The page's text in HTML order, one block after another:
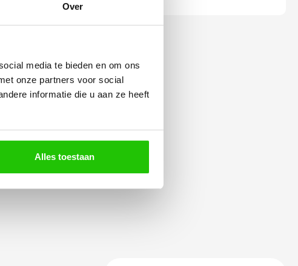
Over
media te bieden en om ons
onze partners voor social
informatie die u aan ze heeft
Alles toestaan